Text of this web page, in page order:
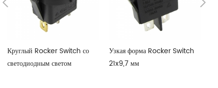
Круглый Rocker Switch со
светодиодным светом
Узкая форма Rocker Switch
21x9,7 мм